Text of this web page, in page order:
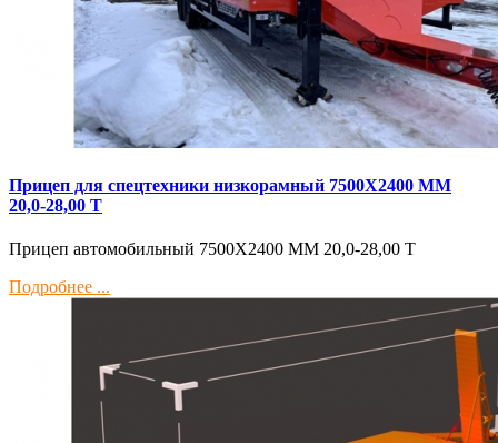
Прицеп для спецтехники низкорамный 7500Х2400 ММ
20,0-28,00 Т
Прицеп автомобильный 7500Х2400 ММ 20,0-28,00 Т
Подробнее ...